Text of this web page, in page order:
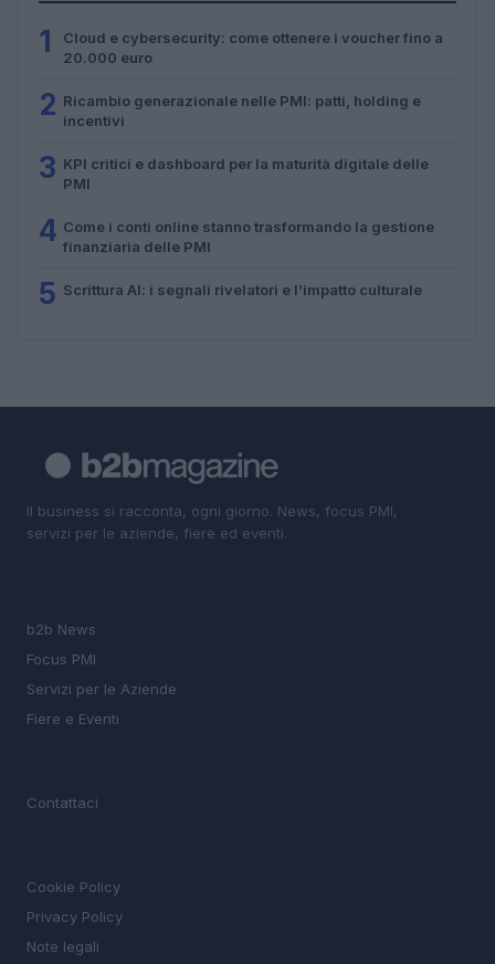
1
Cloud e cybersecurity: come ottenere i voucher fino a
20.000 euro
2 Ricambio generazionale nelle PMI: patti, holding e
incentivi
3 KPI critici e dashboard per la maturità digitale delle
PMI
4 Come i conti online stanno trasformando la gestione
finanziaria delle PMI
5 Scrittura AI: i segnali rivelatori e l’impatto culturale
Il business si racconta, ogni giorno. News, focus PMI,
servizi per le aziende, fiere ed eventi.
b2b News
Focus PMI
Servizi per le Aziende
Fiere e Eventi
Contattaci
Cookie Policy
Privacy Policy
Note legali